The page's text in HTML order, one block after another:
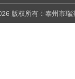
版权所有：泰州市